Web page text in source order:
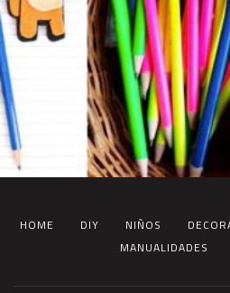
HOME DIY NIÑOS
MANUALIDADES